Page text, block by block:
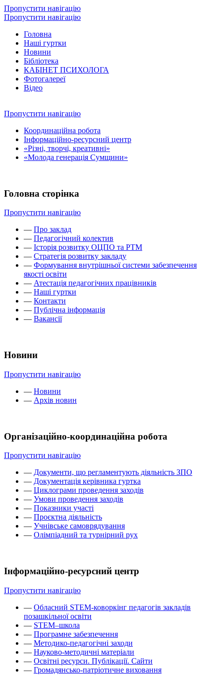
Пропустити навігацію
Пропустити навігацію
Головна
Наші гуртки
Новини
Бібліотека
КАБІНЕТ ПСИХОЛОГА
Фотогалереї
Відео
Пропустити навігацію
Координаційна робота
Інформаційно-ресурсний центр
«Різні, творчі, креативні»
«Молода генерація Сумщини»
Головна сторінка
Пропустити навігацію
— Про заклад
— Педагогічний колектив
— Історія розвитку ОЦПО та РТМ
— Стратегія розвитку закладу
— Формування внутрішньої системи забезпечення
якості освіти
— Атестація педагогічних працівників
— Наші гуртки
— Контакти
— Публічна інформація
— Вакансії
Новини
Пропустити навігацію
— Новини
— Архів новин
Організаційно-координаційна робота
Пропустити навігацію
— Документи, що регламентують діяльність ЗПО
— Документація керівника гуртка
— Циклограми проведення заходів
— Умови проведення заходів
— Показники участі
— Проєктна діяльність
— Учнівське самоврядування
— Олімпіадний та турнірний рух
Інформаційно-ресурсний центр
Пропустити навігацію
— Обласний STEM-коворкінг педагогів закладів
позашкільної освіти
— STEM–школа
— Програмне забезпечення
— Методико-педагогічні заходи
— Науково-методичні матеріали
— Освітні ресурси. Публікації. Сайти
— Громадянсько-патріотичне виховання